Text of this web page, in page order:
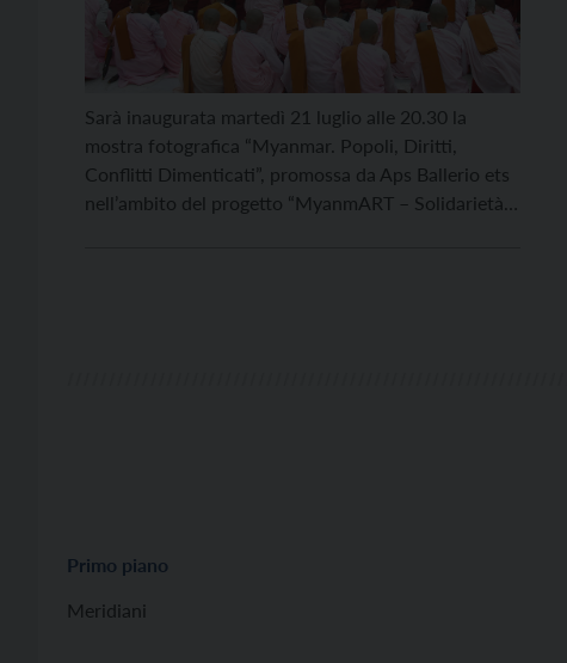
Sarà inaugurata martedì 21 luglio alle 20.30 la
mostra fotografica “Myanmar. Popoli, Diritti,
Conflitti Dimenticati”, promossa da Aps Ballerio ets
nell’ambito del progetto “MyanmART – Solidarietà,
Primo piano
Meridiani